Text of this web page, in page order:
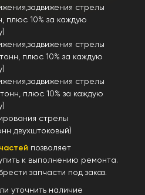
стрелы
плюс 10% за каждую
стрелы
плюс 10% за каждую
стрелы
плюс 10% за каждую
стрелы
двухштоковый)
позволяет
к выполнению ремонта.
запчасти под заказ.
уточнить наличие